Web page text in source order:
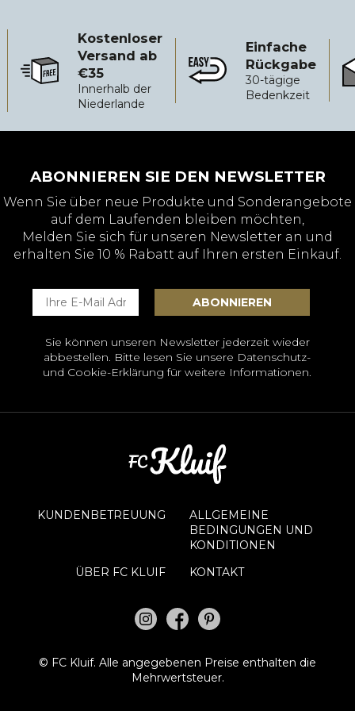
Kostenloser
Versand ab
€35
Innerhalb der
Niederlande
Kostenloser Versand ab €35
Einfache
Rückgabe
30-tägige
Bedenkzeit
Einfache Rückgabe
ABONNIEREN SIE DEN NEWSLETTER
Wenn Sie über neue Produkte und Sonderangebote
auf dem Laufenden bleiben möchten,
Melden Sie sich für unseren Newsletter an und
erhalten Sie 10 % Rabatt auf Ihren ersten Einkauf.
Sie können unseren Newsletter jederzeit wieder
abbestellen. Bitte lesen Sie unsere Datenschutz-
und Cookie-Erklärung für weitere Informationen.
KUNDENBETREUUNG
ALLGEMEINE
BEDINGUNGEN UND
KONDITIONEN
ÜBER FC KLUIF
KONTAKT
© FC Kluif. Alle angegebenen Preise enthalten die
Mehrwertsteuer.